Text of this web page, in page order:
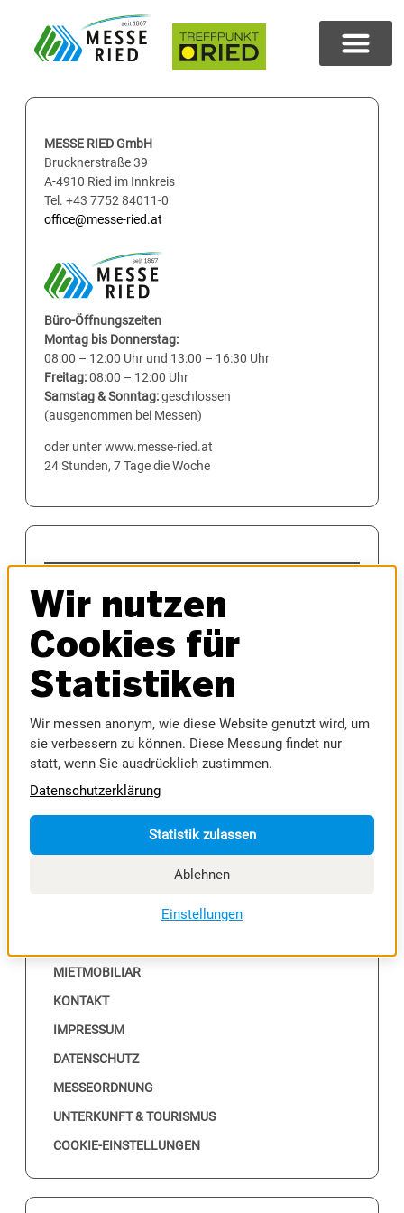
MESSE RIED GmbH
Brucknerstraße 39
A-4910 Ried im Innkreis
Tel. +43 7752 84011-0
office@messe-ried.at
Büro-Öffnungszeiten
Montag bis Donnerstag:
08:00 – 12:00 Uhr und 13:00 – 16:30 Uhr
Freitag:08:00 – 12:00 Uhr
Samstag & Sonntag:geschlossen
(ausgenommen bei Messen)
oder unter www.messe-ried.at
24 Stunden, 7 Tage die Woche
AUTOMESSE
MESSEFRÜHLING
HAUS & BAU
INNVIERTLER OKTOBERFEST
MODELLBAUMESSE
SPORTMESSE
RIEDER MESSE
RIEDER VOLKSFEST
MIETMOBILIAR
KONTAKT
IMPRESSUM
DATENSCHUTZ
MESSEORDNUNG
UNTERKUNFT & TOURISMUS
COOKIE-EINSTELLUNGEN
Wir nutzen
Cookies für
Statistiken
Wir messen anonym, wie diese Website genutzt wird, um
sie verbessern zu können. Diese Messung findet nur
statt, wenn Sie ausdrücklich zustimmen.
Datenschutzerklärung
Statistik zulassen
Ablehnen
Einstellungen